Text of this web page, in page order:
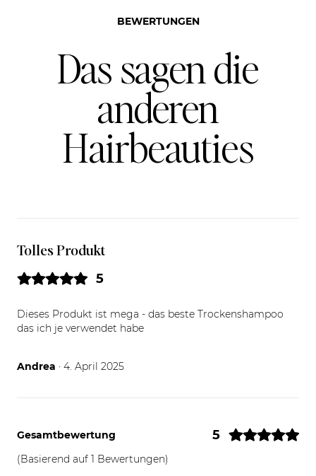
BEWERTUNGEN
Das sagen die
anderen
Hairbeauties
Tolles Produkt
5
Dieses Produkt ist mega - das beste Trockenshampoo
das ich je verwendet habe
Andrea 04.04.25
· 4. April 2025
Gesamtbewertung 5
(Basierend auf 1 Bewertungen)